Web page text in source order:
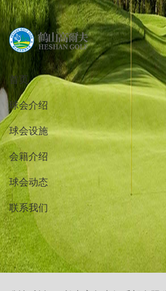
首页
球会介绍
球会设施
会籍介绍
球会动态
联系我们